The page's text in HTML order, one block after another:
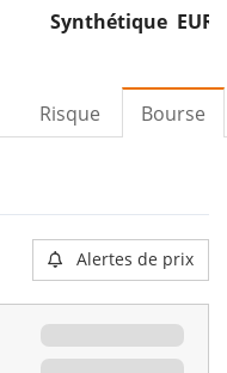
Synthétique EUR
Risque Bourse
Alertes de prix